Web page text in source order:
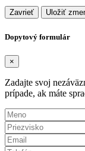
Zavrieť Uložiť
Dopytový formulár
×
Zadajte svoj
prípade, ak máte